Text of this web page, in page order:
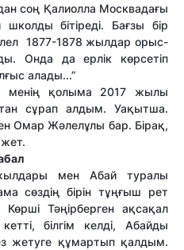
соң Қалиолла Москвадағы
школды бітіреді. Бағзы бір
1877-1878 жылдар орыс-
Онда да ерлік көрсетіп
алады...”
менің қолыма 2017 жылы
сұрап алдым. Уақытша.
Омар Жәлелұлы бар. Бірақ,
мен Абай туралы
сөздің бірін тұңғыш рет
Тәңірберген ақсақал
білгім келді, Абайды
жетуге құмартып қалдым.